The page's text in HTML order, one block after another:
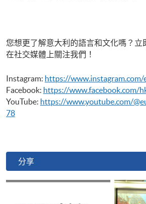
您想更了解意大利的語言和文化嗎？立
在社交媒體上關注我們！
Instagram: https://www.instagram.com/
Facebook: https://www.facebook.com/
YouTube: https://www.youtube.com/
78
分享